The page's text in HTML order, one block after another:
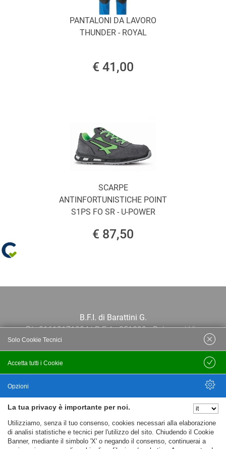
PANTALONI DA LAVORO
THUNDER - ROYAL
€ 41,00
SCARPE
ANTINFORTUNISTICHE POINT
S1PS FO SR - U-POWER
€ 87,50
B.F.I. di Barattini G.
P.I.: 01613171204 | R.E.A.: 351290 - Bologna | Via
Po 13E, 40139, Bologna | Telefono: 051
444638 | Email: bfi@bfi.bo.it
Privacy policy
Cookie policy
La tua privacy è importante per noi.
Utilizziamo, senza il tuo consenso, cookies necessari alla elaborazione
di analisi statistiche e tecnici per l'utilizzo del sito. Chiudendo il Cookie
Banner, mediante il simbolo 'X' o negando il consenso, continuerai a
Accetta tutti i Cookie
Solo Cookie Tecnici
Salva
Opzioni
Nascondi Opzioni